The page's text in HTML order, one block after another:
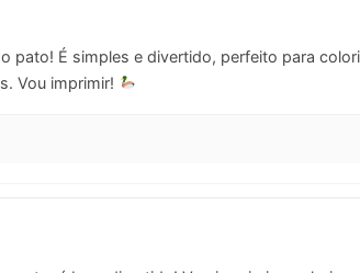
pato! É simples e divertido, perfeito para
Vou imprimir!